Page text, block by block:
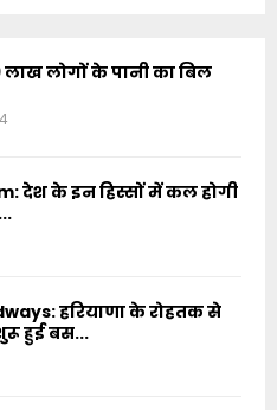
लाख लोगों के पानी का बिल
देश के इन हिस्सों में कल होगी
हरियाणा के रोहतक से
हुई बस...